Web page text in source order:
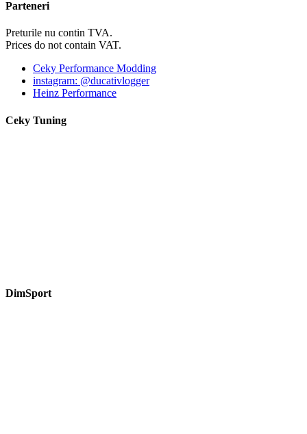
Parteneri
Preturile nu contin TVA.
Prices do not contain VAT.
Ceky Performance Modding
instagram: @ducativlogger
Heinz Performance
Ceky Tuning
DimSport